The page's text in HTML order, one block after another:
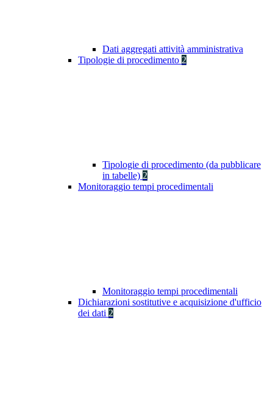
Dati aggregati attività amministrativa
Tipologie di procedimento 2
Tipologie di procedimento (da pubblicare
in tabelle) 2
Monitoraggio tempi procedimentali
Monitoraggio tempi procedimentali
Dichiarazioni sostitutive e acquisizione d'ufficio
dei dati 2